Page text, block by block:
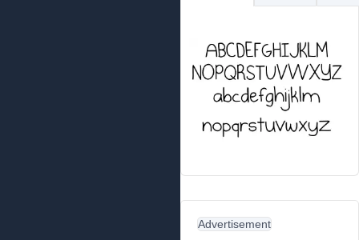
Advertisement